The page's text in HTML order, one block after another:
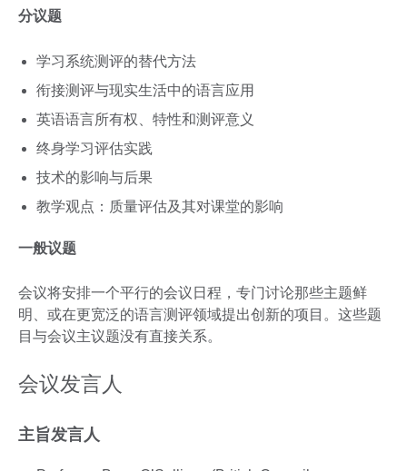
分议题
学习系统测评的替代方法
衔接测评与现实生活中的语言应用
英语语言所有权、特性和测评意义
终身学习评估实践
技术的影响与后果
教学观点：质量评估及其对课堂的影响
一般议题
会议将安排一个平行的会议日程，专门讨论那些主题鲜
明、或在更宽泛的语言测评领域提出创新的项目。这些题
目与会议主议题没有直接关系。
会议发言人
主旨发言人